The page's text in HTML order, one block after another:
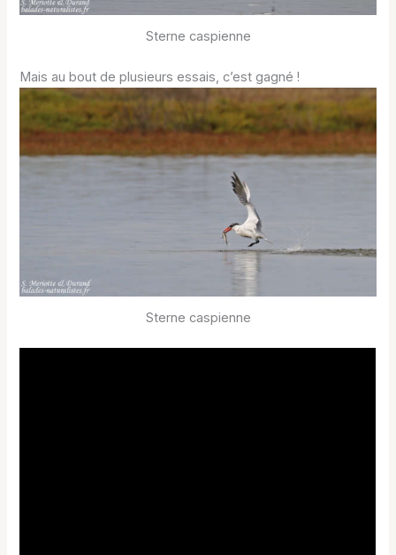
Sterne caspienne
Mais au bout de plusieurs essais, c’est gagné !
Sterne caspienne